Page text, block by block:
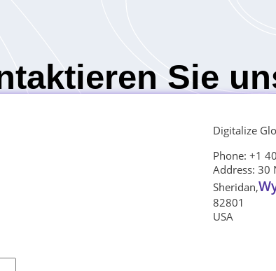
Sie
Digitalize
Phone: +1
Address: 30
Sheridan,
82801
USA